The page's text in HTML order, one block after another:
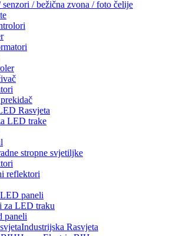
/ bežična zvona / foto čelije
Rasvjeta
LED trake
stropne svjetiljke
reflektori
paneli
za LED traku
paneli
Industrijska Rasvjeta